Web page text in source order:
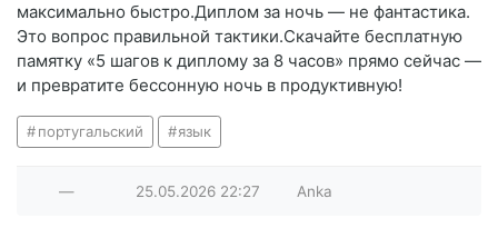
максимально быстро.Диплом за ночь — не фантастика.
Это вопрос правильной тактики.Скачайте бесплатную
памятку «5 шагов к диплому за 8 часов» прямо сейчас —
и превратите бессонную ночь в продуктивную!
португальский язык
— 25.05.2026 22:27 Anka